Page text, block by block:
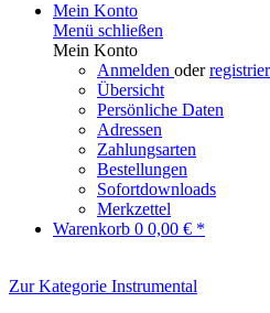
Mein Konto
Menü schließen
Mein Konto
Anmelden oder
Übersicht
Persönliche Daten
Adressen
Zahlungsarten
Bestellungen
Sofortdownloads
Merkzettel
Warenkorb 0 0,00 € *
Zur Kategorie Instrumental